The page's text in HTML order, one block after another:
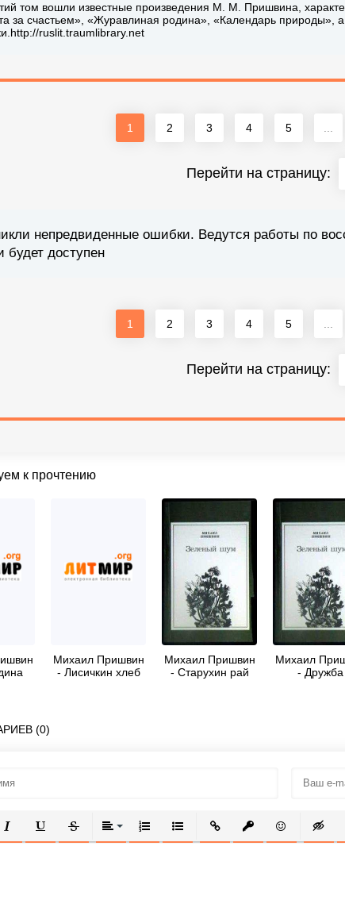
том вошли известные произведения М. М. Пришвина,
за счастьем», «Журавлиная родина», «Календарь природы», а
ruslit.traumlibrary.net
1 2 3 4 5
Перейти на страницу:
непредвиденные ошибки. Ведутся работы по
будет доступен
1 2 3 4 5
Перейти на страницу:
к прочтению
Михаил Пришвин
- Лисичкин хлеб
Михаил Пришвин
- Старухин рай
Михаил
- Дружба
(0)
ПОДЧЕРКНУТЫЙ
ЗАЧЕРКНУТЫЙВЫРАВНИВАНИЕ
НУМЕРОВАННЫЙ СПИСОК
МАРКИРОВАННЫЙ СПИСОК
ВСТАВИТЬ ССЫЛКУ
ВСТАВИТЬВСТАВИТЬ